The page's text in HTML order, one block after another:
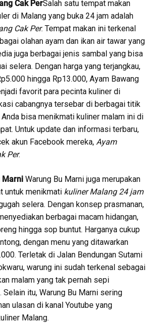
Cak PerSalah satu tempat makan
di Malang yang buka 24 jam adalah
Cak Per. Tempat makan ini terkenal
olahan ayam dan ikan air tawar yang
juga berbagai jenis sambal yang bisa
selera. Dengan harga yang terjangkau,
hingga Rp13.000, Ayam Bawang
favorit para pecinta kuliner di
cabangnya tersebar di berbagai titik
bisa menikmati kuliner malam ini di
Untuk update dan informasi terbaru,
akun Facebook mereka, Ayam
Per.
Marni Warung Bu Marni juga merupakan
untuk menikmati kuliner Malang 24 jam
selera. Dengan konsep prasmanan,
berbagai macam hidangan,
hingga sop buntut. Harganya cukup
dengan menu yang ditawarkan
Terletak di Jalan Bendungan Sutami
warung ini sudah terkenal sebagai
malam yang tak pernah sepi
Selain itu, Warung Bu Marni sering
ulasan di kanal Youtube yang
Malang.